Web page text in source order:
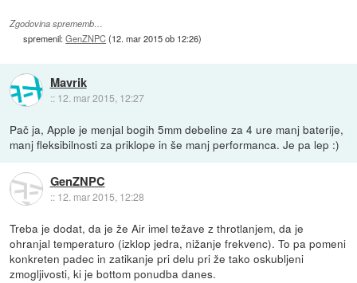
Zgodovina sprememb…
spremenil:GenZNPC(12. mar 2015 ob 12:26)
Mavrik
:: 12. mar 2015, 12:27
Pač ja, Apple je menjal bogih 5mm debeline za 4 ure manj baterije,
manj fleksibilnosti za priklope in še manj performanca. Je pa lep :)
GenZNPC
:: 12. mar 2015, 12:28
Treba je dodat, da je že Air imel težave z throtlanjem, da je
ohranjal temperaturo (izklop jedra, nižanje frekvenc). To pa pomeni
konkreten padec in zatikanje pri delu pri že tako oskubljeni
zmogljivosti, ki je bottom ponudba danes.